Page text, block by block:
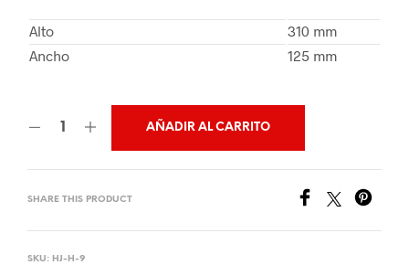
Alto
310 mm
Ancho
125 mm
AÑADIR AL CARRITO
SHARE THIS PRODUCT
SKU: HJ-H-9